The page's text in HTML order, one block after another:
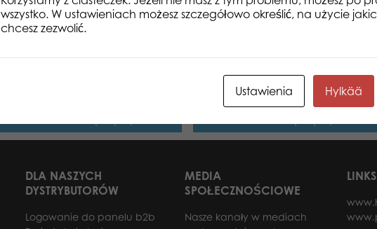
DLA NASZYCH
DYSTRYBUTORÓW
Logowanie do panelu b2b
MEDIA
SPOŁECZNOŚCIOWE
Nasze kanały w mediach
LINKS
wszystko. W ustawieniach możesz szczegółowo określić, na użycie
chcesz zezwolić.
Ustawienia Hylkää